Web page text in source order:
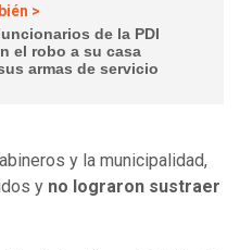
>
de la PDI
el robo a su casa
armas de servicio
y la municipalidad,
y no lograron sustraer